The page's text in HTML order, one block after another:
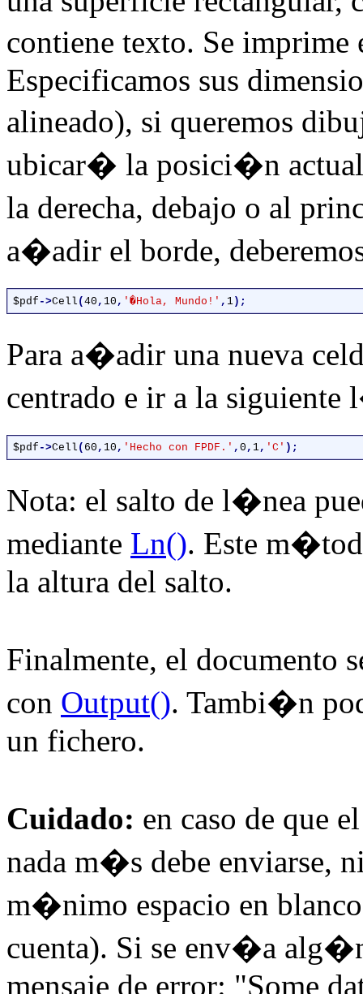
contiene texto. Se
Especificamos sus
alineado), si queremos
ubicar� la posici�n
la derecha, debajo o al
a�adir el borde,
$pdf ->Cell ( 40 , 10 , '�Hola, Mundo!' , 1
Para a�adir una nueva
centrado e ir a la
$pdf ->Cell ( 60 , 10 , 'Hecho con FPDF.' , 0 , 1, 'C'
Nota: el salto de l�nea
mediante Ln(). Este
la altura del salto.
Finalmente, el documento
con Output(). Tambi�n
un fichero.
Cuidado: en caso de que
nada m�s debe enviarse,
m�nimo espacio en
cuenta). Si se env�a
mensaje de error: "Some